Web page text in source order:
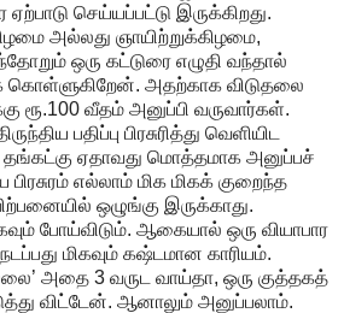
ஏற்பாடு செய்யப்பட்டு இருக்கிறது.
அல்லது ஞாயிற்றுக்கிழமை,
ஒரு கட்டுரை எழுதி வந்தால்
கொள்ளுகிறேன். அதற்காக விடுதலை
ரூ.100 வீதம் அனுப்பி வருவார்கள்.
பதிப்பு பிரசுரித்து வெளியிட
தங்கட்கு ஏதாவது மொத்தமாக அனுப்பச்
எல்லாம் மிக மிகக் குறைந்த
ஒழுங்கு இருக்காது.
போய்விடும். ஆகையால் ஒரு வியாபார
மிகவும் கஷ்டமான காரியம்.
அதை 3 வருட வாய்தா, ஒரு குத்தகத்
விட்டேன். ஆனாலும் அனுப்பலாம்.